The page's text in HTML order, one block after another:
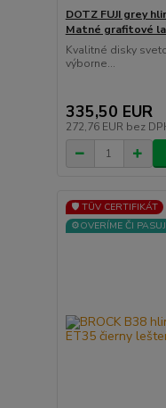
DOTZ FUJI grey
Matné grafitové
Kvalitné disky
výborne...
335,50 EUR
272,76 EUR bez
🛡️ TÜV CERTIFIKÁT
⚙️OVERÍME ČI